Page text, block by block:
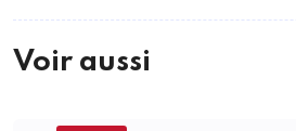
Voir aussi